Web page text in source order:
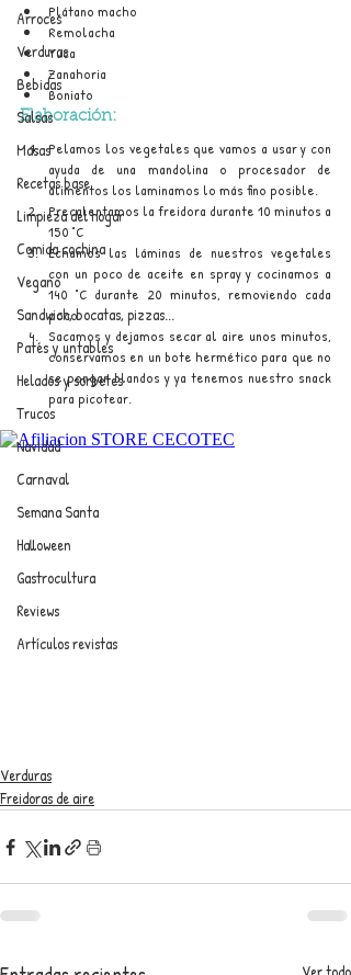
Arroces
Verduras
Bebidas
Salsas
Masas
Recetas base
Limpieza del hogar
Comida cochina
Vegano
Sandwich, bocatas, pizzas...
Patés y untables
Helados y sorbetes
Trucos
Navidad
Carnaval
Semana Santa
Halloween
Gastrocultura
Reviews
Artículos revistas
Plátano macho
Remolacha
Yuca
Zanahoria
Boniato
Elaboración:
Pelamos los vegetales que vamos a usar y con
ayuda de una mandolina o procesador de
alimentos los laminamos lo más fino posible.
Precalentamos la freidora durante 10 minutos a
150 °C
Echamos las láminas de nuestros vegetales
con un poco de aceite en spray y cocinamos a
140 °C durante 20 minutos, removiendo cada
poco.
Sacamos y dejamos secar al aire unos minutos,
conservamos en un bote hermético para que no
se pongan blandos y ya tenemos nuestro snack
para picotear.
Verduras
Freidoras de aire